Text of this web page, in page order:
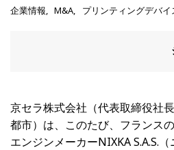
企業情報 M&A プリンティングデバイ
京セラ株式会社（代表取締役社
都市）は、このたび、フランス
エンジンメーカーNIXKA S.A.S.